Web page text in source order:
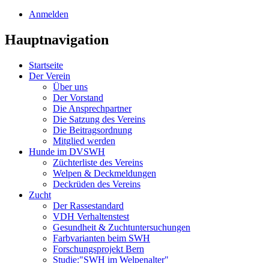
Anmelden
Hauptnavigation
Startseite
Der Verein
Über uns
Der Vorstand
Die Ansprechpartner
Die Satzung des Vereins
Die Beitragsordnung
Mitglied werden
Hunde im DVSWH
Züchterliste des Vereins
Welpen & Deckmeldungen
Deckrüden des Vereins
Zucht
Der Rassestandard
VDH Verhaltenstest
Gesundheit & Zuchtuntersuchungen
Farbvarianten beim SWH
Forschungsprojekt Bern
Studie:"SWH im Welpenalter"